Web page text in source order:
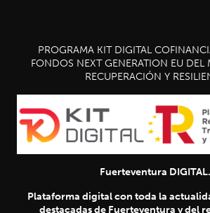
PROGRAMA KIT DIGITAL
FONDOS NEXT GENERATION EU
RECUPERACIÓN Y
Fuerteventura DIGITAL.
Plataforma digital con toda la
destacadas de Fuerteventura y del